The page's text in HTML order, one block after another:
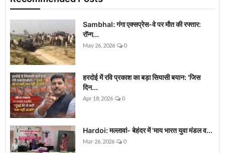
Sambhal: गंगा एक्सप्रेस-वे पर मौत की रफ्तार:
रॉन्ग...
May 26, 2026 0
हरदोई में रवि प्रकाश का बड़ा सियासी बयान: 'जिस
दिन...
Apr 18, 2026 0
Hardoi: मल्लावां- बेहंदर में 'माय भारत युवा मंडल व...
Mar 26, 2026 0